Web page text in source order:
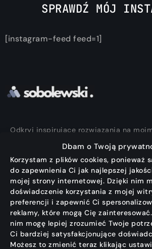
Dbam o Twoją
Korzystam z plików cookies, ponieważ
do zapewnienia Ci jak najlepszej
mojej strony internetowej. Dzięki nim
doświadczenie korzystania z mojej
preferencji i zapewnić Ci
reklamy, które mogą Cię
nim mogę lepiej zrozumieć Twoje
Ci bardziej satysfakcjonujące
Możesz to zmienić teraz klikając
SPRAWDŹ MÓJ
[instagram-feed feed=1]
Odkryj inspirujące rozwiązania na
które pomogą Ci przezwyciężyć
wyzwania. Znajdziesz tu praktyczne
najnowsze trendy oraz fascynujące
świata technologii.
Dołącz do mojej społeczności, aby
umiejętności, korzystając z mojej
doświadczenia.
#followyourbliss